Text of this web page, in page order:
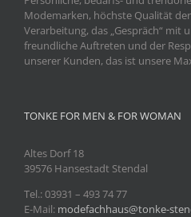
Modemarken, höchste Qualität
Verarbeitung, das „Gespräch“ mit
freundliche Auftreten und der
unserer Kunden, das ist unsere
TONKE FOR MEN & FOR WOMAN
Altes Dorf 18
39576 Hansestadt Stendal
Tel.: 03931 – 493 74 77
E-Mail: modefachhaus@tonke-